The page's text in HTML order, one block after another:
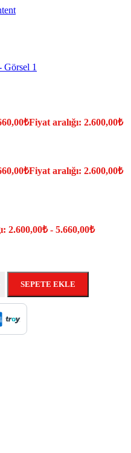
₺Fiyat aralığı: 2.600,00₺
₺Fiyat aralığı: 2.600,00₺
2.600,00₺ - 5.660,00₺
SEPETE EKLE